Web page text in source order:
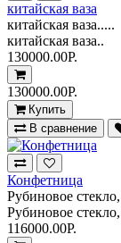
китайская ваза
китайская ваза.....
китайская ваза..
130000.00Р.
130000.00Р.
Купить
В сравнение
Конфетница
Рубиновое
Рубиновое
116000.00Р.